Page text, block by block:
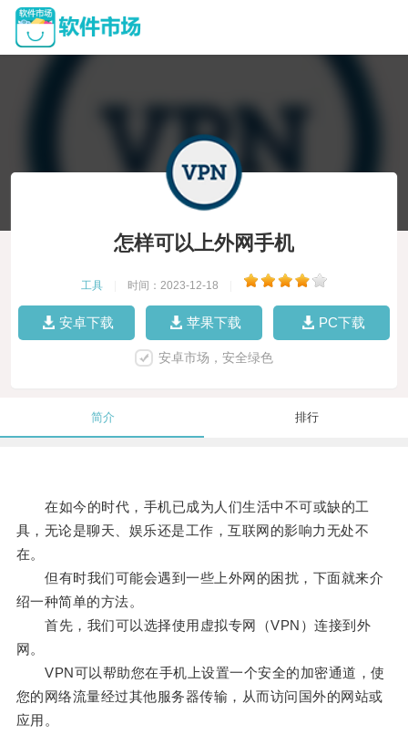
怎样可以上外网手机
工具 时间：2023-12-18
安卓下载 苹果下载 PC下载
安卓市场，安全绿色
简介 排行
在如今的时代，手机已成为人们生活中不可或缺的工
具，无论是聊天、娱乐还是工作，互联网的影响力无处不
在。
但有时我们可能会遇到一些上外网的困扰，下面就来介
绍一种简单的方法。
首先，我们可以选择使用虚拟专网（VPN）连接到外
网。
VPN可以帮助您在手机上设置一个安全的加密通道，使
您的网络流量经过其他服务器传输，从而访问国外的网站或
应用。